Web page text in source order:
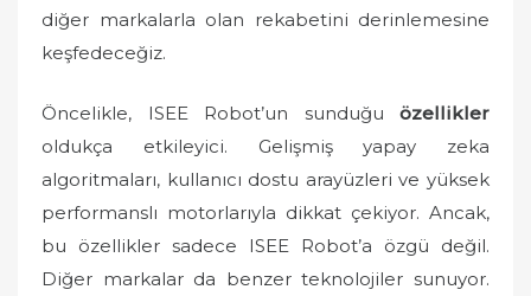
diğer markalarla olan rekabetini derinlemesine
keşfedeceğiz.
Öncelikle, ISEE Robot’un sunduğu özellikler
oldukça etkileyici. Gelişmiş yapay zeka
algoritmaları, kullanıcı dostu arayüzleri ve yüksek
performanslı motorlarıyla dikkat çekiyor. Ancak,
bu özellikler sadece ISEE Robot’a özgü değil.
Diğer markalar da benzer teknolojiler sunuyor.